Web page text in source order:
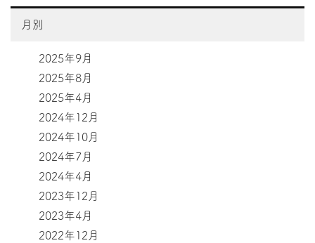
月別
2025年9月
2025年8月
2025年4月
2024年12月
2024年10月
2024年7月
2024年4月
2023年12月
2023年4月
2022年12月